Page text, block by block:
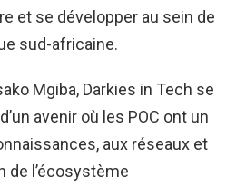
et se développer au sein de
sud-africaine.
Mgiba, Darkies in Tech se
avenir où les POC ont un
aux réseaux et
de l’écosystème